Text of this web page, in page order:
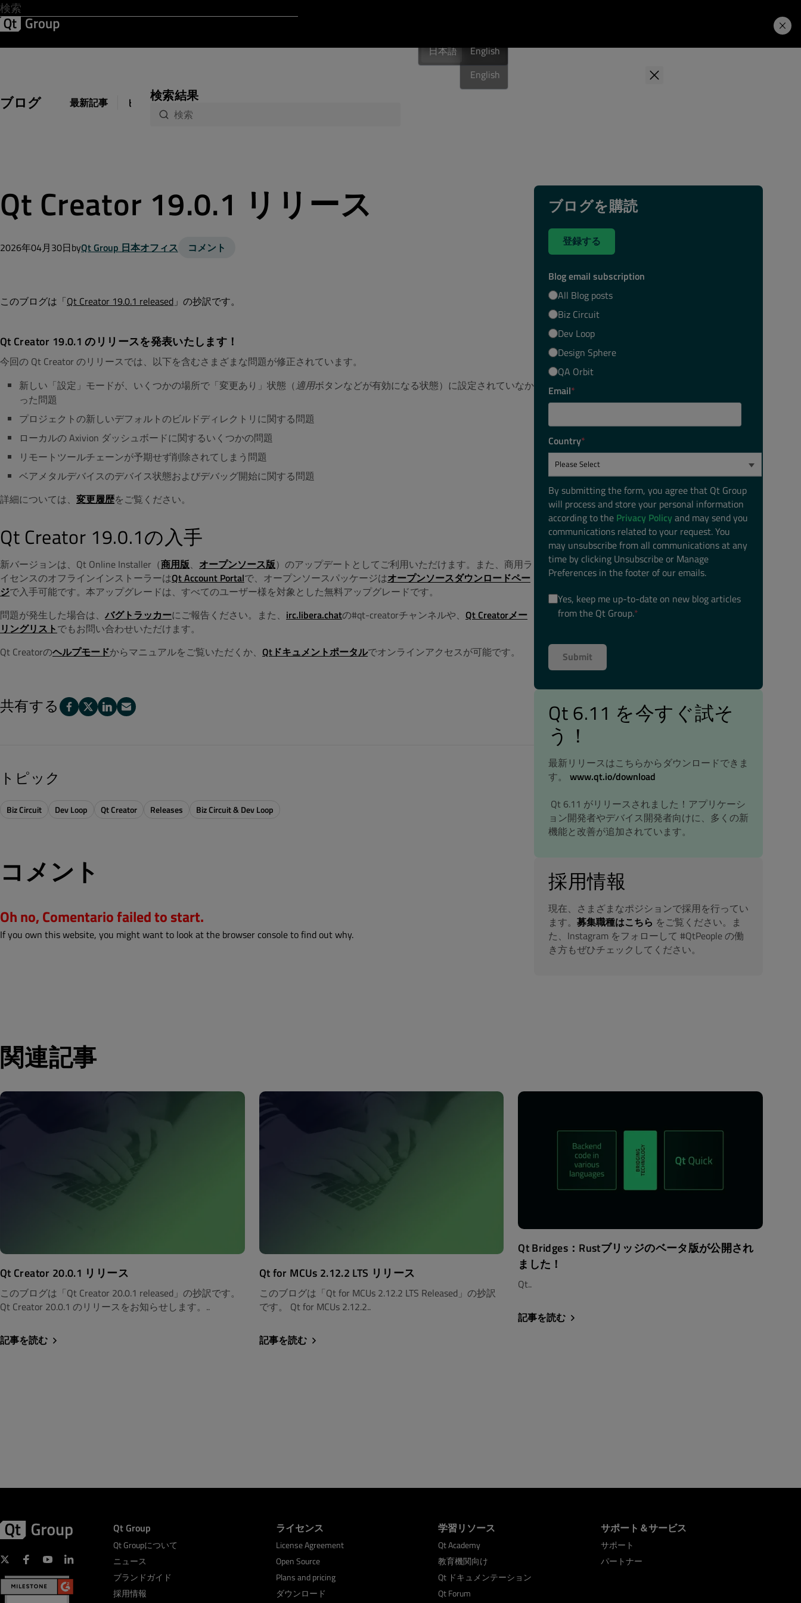
日本語
English
日本語 English
ブログ 最新記事 ビジネス 開発
検索結果
Qt Creator 19.0.1 リリース
2026年04月30日byQt Group 日本オフィス コメント
このブログは「Qt Creator 19.0.1 released 」の抄訳です。
Qt Creator 19.0.1 のリリースを発表いたします！
今回の Qt Creator のリリースでは、以下を含むさまざまな問題が修正されています。
新しい「設定」モードが、いくつかの場所で「変更あり」状態（適用ボタンなどが有効になる状態）に設定されていなか
った問題
プロジェクトの新しいデフォルトのビルドディレクトリに関する問題
ローカルの Axivion ダッシュボードに関するいくつかの問題
リモートツールチェーンが予期せず削除されてしまう問題
ベアメタルデバイスのデバイス状態およびデバッグ開始に関する問題
詳細については、 変更履歴をご覧ください。
Qt Creator 19.0.1の入手
新バージョンは、Qt Online Installer（商用版、 オープンソース版）のアップデートとしてご利用いただけます。また、商用ラ
イセンスのオフラインインストーラーはQt Account Portalで、オープンソースパッケージはオープンソースダウンロードペー
ジで入手可能です。本アップグレードは、すべてのユーザー様を対象とした無料アップグレードです。
問題が発生した場合は、 バグトラッカーにご報告ください。また、 irc.libera.chatの#qt-creatorチャンネルや、 Qt Creatorメー
リングリストでもお問い合わせいただけます。
Qt Creatorのヘルプモードからマニュアルをご覧いただくか、 Qtドキュメントポータルでオンラインアクセスが可能です。
共有する
トピック
Biz Circuit Dev Loop Qt Creator Releases Biz Circuit & Dev Loop
コメント
Oh no, Comentario failed to start.
If you own this website, you might want to look at the browser console to find out why.
ブログを購読
登録する
Blog email subscription
All Blog posts
Biz Circuit
Dev Loop
Design Sphere
QA Orbit
Email*
Country*
By submitting the form, you agree that Qt Group
will process and store your personal information
according to the Privacy Policyand may send you
communications related to your request. You
may unsubscribe from all communications at any
time by clicking Unsubscribe or Manage
Preferences in the footer of our emails.
Yes, keep me up-to-date on new blog articles
from the Qt Group.*
Qt 6.11 を今すぐ試そ
う！
最新リリースはこちらからダウンロードできま
す。 www.qt.io/download
Qt 6.11 がリリースされました！アプリケーシ
ョン開発者やデバイス開発者向けに、多くの新
機能と改善が追加されています。
採用情報
現在、さまざまなポジションで採用を行ってい
ます。 募集職種はこちら をご覧ください。ま
た、Instagram をフォローして #QtPeople の働
き方もぜひチェックしてください。
関連記事
Qt Creator 20.0.1 リリース
このブログは「Qt Creator 20.0.1 released」の抄訳です。
Qt Creator 20.0.1 のリリースをお知らせします。..
記事を読む
Qt for MCUs 2.12.2 LTS リリース
このブログは「Qt for MCUs 2.12.2 LTS Released」の抄訳
です。 Qt for MCUs 2.12.2..
記事を読む
Qt Bridges：Rustブリッジのベータ版が公開され
ました！
Qt..
記事を読む
Qt Group
Qt Groupについて
ニュース
ブランドガイド
採用情報
ライセンス
License Agreement
Open Source
Plans and pricing
ダウンロード
学習リソース
Qt Academy
教育機関向け
Qt ドキュメンテーション
Qt Forum
サポート＆サービス
サポート
パートナー